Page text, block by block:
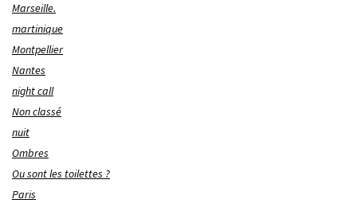
Marseille.
martinique
Montpellier
Nantes
night call
Non classé
nuit
Ombres
Ou sont les toilettes ?
Paris